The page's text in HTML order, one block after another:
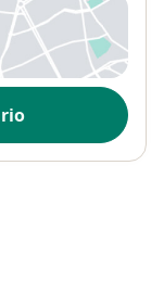
una nueva